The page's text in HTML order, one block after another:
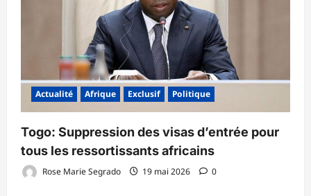
Actualité Afrique Exclusif Politique
Togo: Suppression des visas d’entrée pour
tous les ressortissants africains
Rose Marie Segrado 19 mai 2026 0